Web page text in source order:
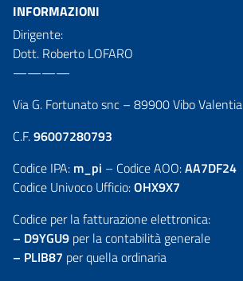
INFORMAZIONI
Dirigente:
Dott. Roberto LOFARO
————
Via G. Fortunato snc – 89900 Vibo Valentia
C.F.96007280793
Codice IPA: m_pi – Codice AOO:AA7DF24
Codice Univoco Ufficio:OHX9X7
Codice per la fatturazione elettronica:
– D9YGU9 per la contabilità generale
– PLIB87 per quella ordinaria